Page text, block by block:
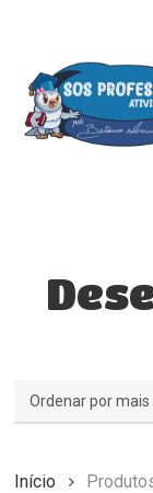
content
Início